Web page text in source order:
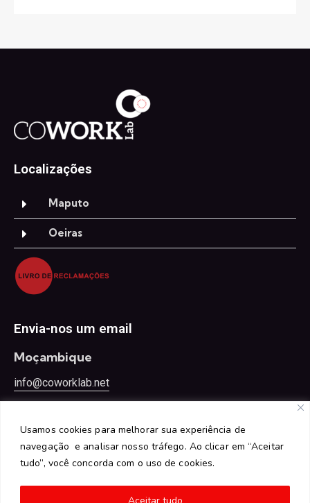
Usamos cookies para melhorar sua experiência de
navegação e analisar nosso tráfego. Ao clicar em “Aceitar
tudo”, você concorda com o uso de cookies.
Aceitar tudo
Localizações
Maputo
Oeiras
Envia-nos um email
Moçambique
info@coworklab.net
oeiras@coworklab.net